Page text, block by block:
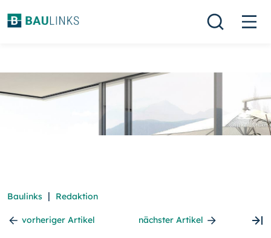
Baulinks | Redaktion
vorheriger Artikel nächster Artikel